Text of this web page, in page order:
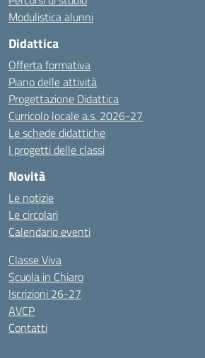
Modulistica alunni
Didattica
Offerta formativa
Piano delle attività
Progettazione Didattica
Curricolo locale a.s. 2026-27
Le schede didattiche
I progetti delle classi
Novità
Le notizie
Le circolari
Calendario eventi
Classe Viva
Scuola in Chiaro
Iscrizioni 26-27
AVCP
Contatti